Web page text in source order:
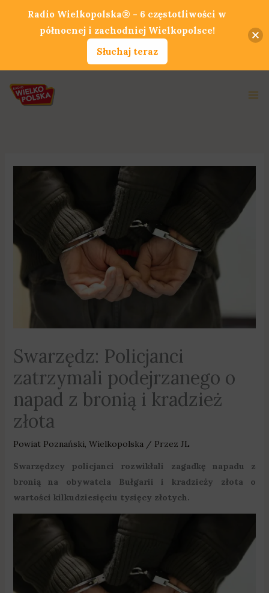
Swarzędz: Policjanci
zatrzymali podejrzanego o
napad z bronią i kradzież
złota
Powiat Poznański, Wielkopolska/ Przez JL
Swarzędzcy policjanci rozwikłali zagadkę napadu z
bronią na obywatela Bułgarii i kradzieży złota o
wartości kilkudziesięciu tysięcy złotych.
Radio Wielkopolska® - 6 częstotliwości w
północnej i zachodniej Wielkopolsce!
Słuchaj teraz